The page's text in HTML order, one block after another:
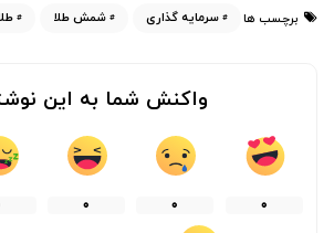
برچسب ها سرمایه گذاری شمش طلا
واکنش شما به این
0
0
0